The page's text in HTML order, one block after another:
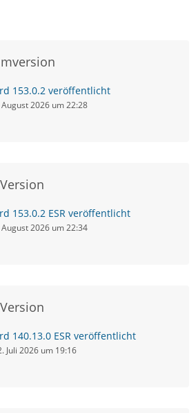
153.0.2 veröffentlicht
2026 um 22:28
153.0.2 ESR veröffentlicht
2026 um 22:34
140.13.0 ESR veröffentlicht
Juli 2026 um 19:16